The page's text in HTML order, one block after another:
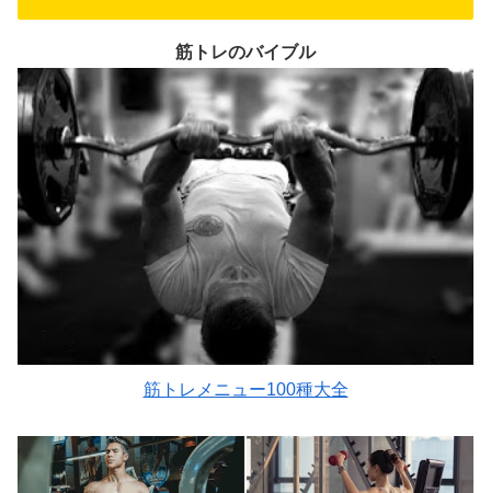
筋トレのバイブル
筋トレメニュー100種大全